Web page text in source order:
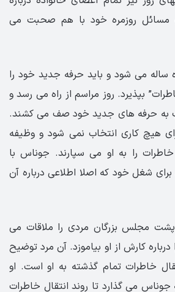
مسائل روزمره خود با هم صحبت می
ساله می شود و باید حرفه جدید خود را
بپذیرد. روز مراسم از راه می رسد و
به حرفه های جدید خود صف می کشند.
هیچ کاری انتخاب نمی شود و وظیفه
را به او می سپارند. جوناس با
شغل خود که اصلا اطلاعی درباره آن
مجلس بزرگان مردی را ملاقات می
کارش از او بیاموزد. آن مرد توضیح
خاطرات تمام گذشته به او است. او
می گذارد تا روند انتقال خاطرات